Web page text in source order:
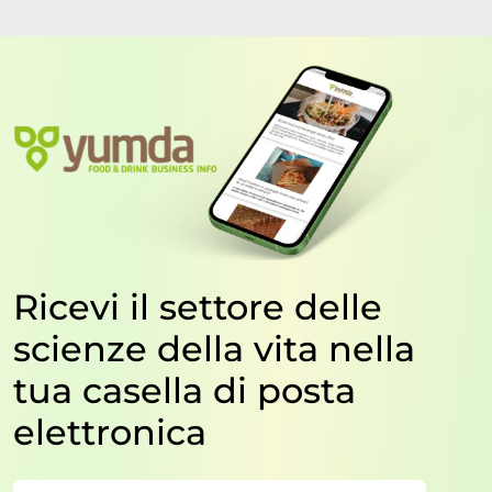
Ricevi il settore delle
scienze della vita nella
tua casella di posta
elettronica